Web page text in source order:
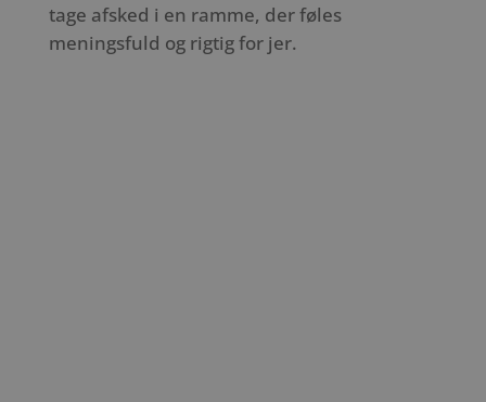
tage afsked i en ramme, der føles
meningsfuld og rigtig for jer.